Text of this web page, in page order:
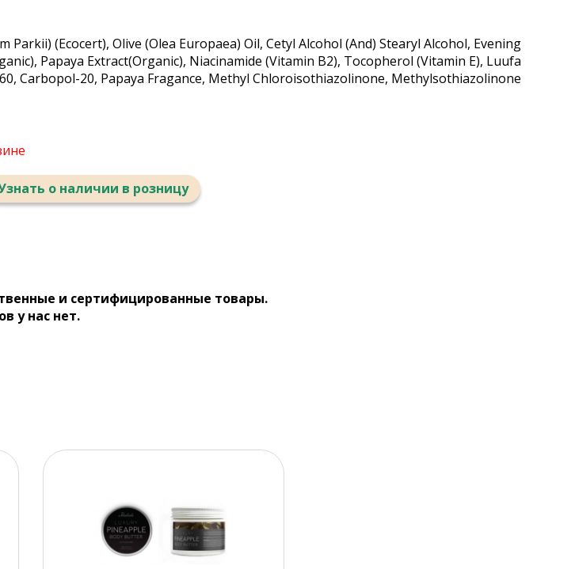
(Ecocert), Olive (Olea Europaea) Oil, Cetyl Alcohol (And) Stearyl Alcohol, Evening
Papaya Extract(Organic), Niacinamide (Vitamin B2), Tocopherol (Vitamin E), Luufa
Carbopol-20, Papaya Fragance, Methyl Chloroisothiazolinone, Methylsothiazolinone
о наличии в розницу
и сертифицированные товары.
у нас нет.